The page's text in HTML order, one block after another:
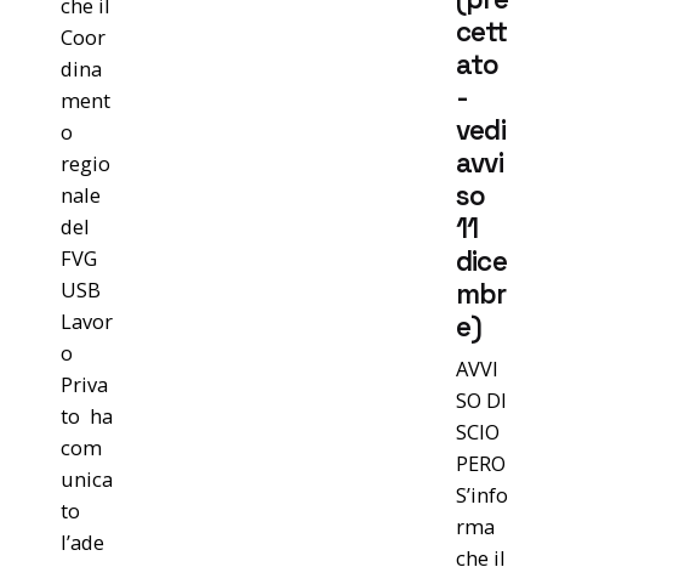
Coor
dina
ment
o
regio
nale
del
FVG
USB
Lavor
o
Priva
to ha
com
unica
to
l’ade
cett
ato
-
vedi
avvi
so
11
dice
mbr
e)
AVVI
SO DI
SCIO
PERO
S’info
rma
che il